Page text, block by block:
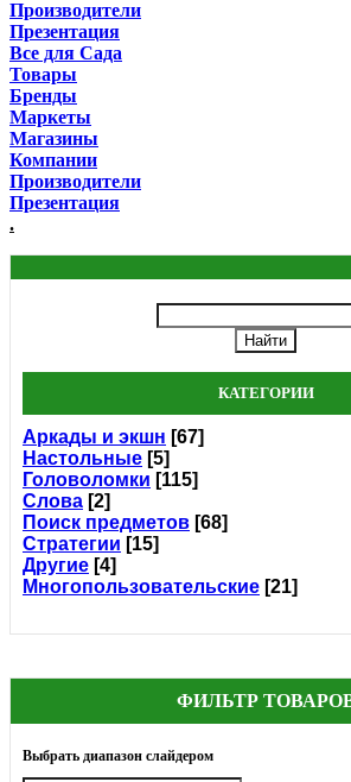
Производители
Презентация
Все для Сада
Товары
Бренды
Маркеты
Магазины
Компании
Производители
Презентация
.
КАТЕГОРИИ
Аркады и экшн [67]
Настольные [5]
Головоломки [115]
Слова [2]
Поиск предметов [68]
Стратегии [15]
Другие [4]
Многопользовательские [21]
ФИЛЬТР
Выбрать диапазон слайдером